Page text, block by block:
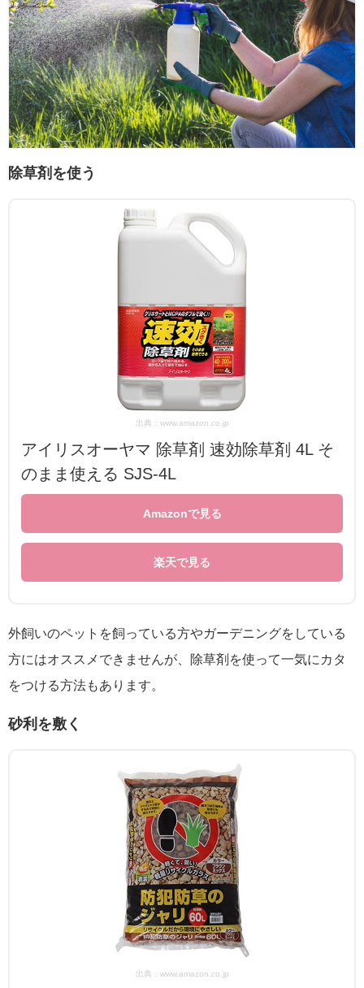
除草剤を使う
出典：www.amazon.co.jp
アイリスオーヤマ 除草剤 速効除草剤 4L そ
のまま使える SJS-4L
Amazonで見る
楽天で見る
外飼いのペットを飼っている方やガーデニングをしている
方にはオススメできませんが、除草剤を使って一気にカタ
をつける方法もあります。
砂利を敷く
出典：www.amazon.co.jp